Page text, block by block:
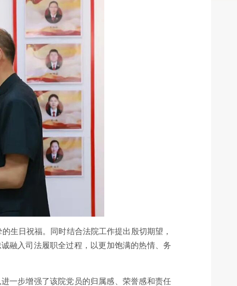
生日祝福。同时结合法院工作提出殷切期望，
融入司法履职全过程，以更加饱满的热情、务
一步增强了该院党员的归属感、荣誉感和责任